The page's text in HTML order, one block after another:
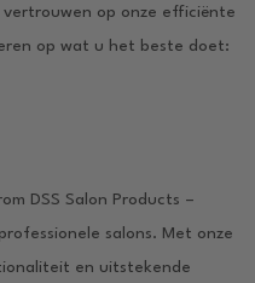
op onze efficiënte
op wat u het beste doet:
DSS Salon Products –
salons. Met onze
en uitstekende